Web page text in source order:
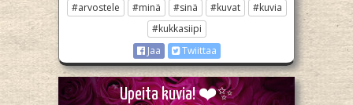
#arvostele #minä #sinä #kuvat
#kuvia
#kukkasiipi
Jaa
Twiittaa
Upeita kuvia! ❤️✨️